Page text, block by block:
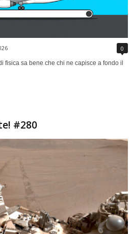
0
fisica sa bene che chi ne capisce a fondo il
#280